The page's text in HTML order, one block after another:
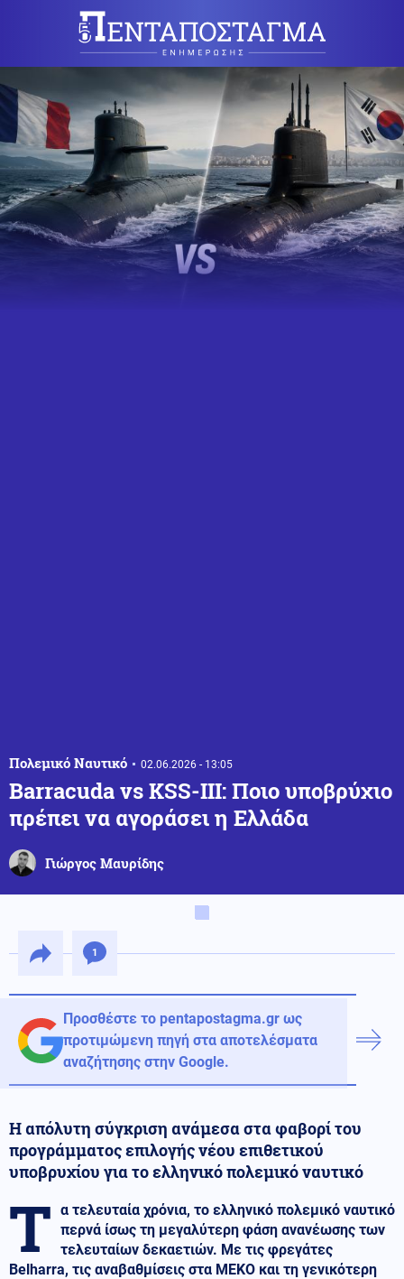
Πολεμικό Ναυτικό 02.06.2026 - 13:05
Barracuda vs KSS-III: Ποιο υποβρύχιο
πρέπει να αγοράσει η Ελλάδα
Γιώργος Μαυρίδης
1
Προσθέστε το pentapostagma.gr ως
προτιμώμενη πηγή στα αποτελέσματα
αναζήτησης στην Google.
Η απόλυτη σύγκριση ανάμεσα στα φαβορί του
προγράμματος επιλογής νέου επιθετικού
υποβρυχίου για το ελληνικό πολεμικό ναυτικό
Τ α τελευταία χρόνια, το ελληνικό πολεμικό ναυτικό
περνά ίσως τη μεγαλύτερη φάση ανανέωσης των
τελευταίων δεκαετιών. Με τις φρεγάτες
Belharra, τις αναβαθμίσεις στα MEKO και τη γενικότερη